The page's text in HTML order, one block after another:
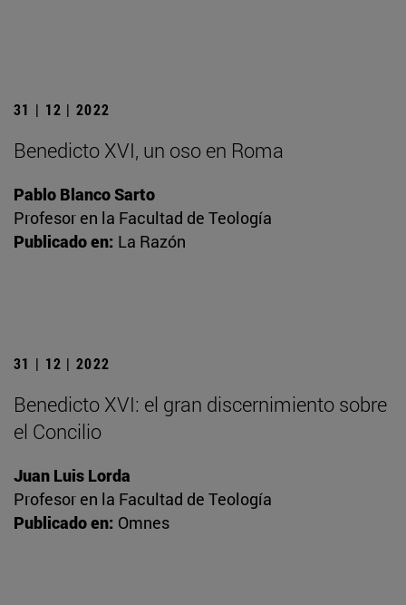
31 | 12 | 2022
Benedicto XVI, un oso en Roma
Pablo Blanco Sarto
Profesor en la Facultad de Teología
Publicado en: La Razón
31 | 12 | 2022
Benedicto XVI: el gran discernimiento sobre
el Concilio
Juan Luis Lorda
Profesor en la Facultad de Teología
Publicado en: Omnes